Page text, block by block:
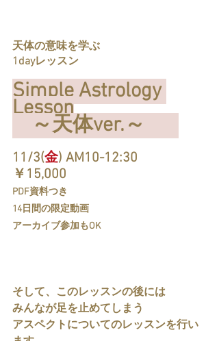
天体の意味を学ぶ
1dayレッスン
Simple Astrology
Lesson
    ～天体ver.～
11/3(金) AM10-12:30
￥15,000
PDF資料つき
14日間の限定動画
アーカイブ参加もOK
そして、このレッスンの後には
みんなが足を止めてしまう
アスペクトについてのレッスンを行い